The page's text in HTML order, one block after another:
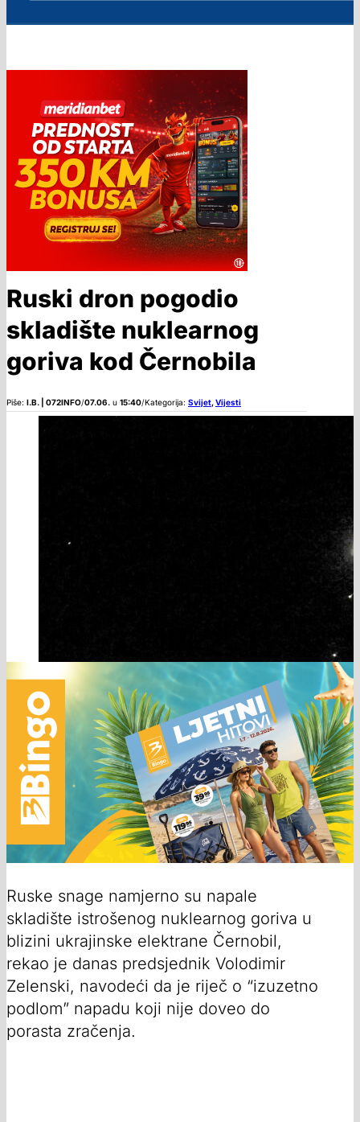
Ruski dron pogodio
skladište nuklearnog
goriva kod Černobila
Piše: I.B. | 072INFO/07.06. u 15:40/Kategorija: Svijet,Vijesti
Ruske snage namjerno su napale
skladište istrošenog nuklearnog goriva u
blizini ukrajinske elektrane Černobil,
rekao je danas predsjednik Volodimir
Zelenski, navodeći da je riječ o “izuzetno
podlom” napadu koji nije doveo do
porasta zračenja.